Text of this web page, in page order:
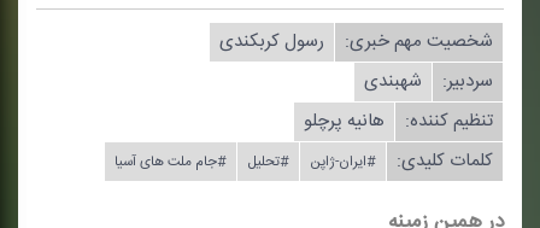
شخصیت مهم خبری:
رسول كربكندی
سردبیر:
شهبندی
تنظیم كننده:
هانیه پرچلو
کلمات کلیدی:
#ایران-ژاپن #تحلیل #جام ملت های آسیا